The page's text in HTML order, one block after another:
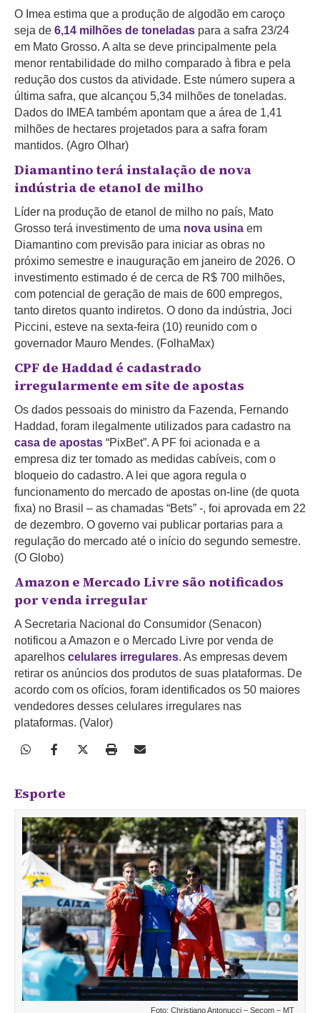
O Imea estima que a produção de algodão em caroço
seja de 6,14 milhões de toneladas para a safra 23/24
em Mato Grosso. A alta se deve principalmente pela
menor rentabilidade do milho comparado à fibra e pela
redução dos custos da atividade. Este número supera a
última safra, que alcançou 5,34 milhões de toneladas.
Dados do IMEA também apontam que a área de 1,41
milhões de hectares projetados para a safra foram
mantidos. (Agro Olhar)
Diamantino terá instalação de nova
indústria de etanol de milho
Líder na produção de etanol de milho no país, Mato
Grosso terá investimento de uma nova usina em
Diamantino com previsão para iniciar as obras no
próximo semestre e inauguração em janeiro de 2026. O
investimento estimado é de cerca de R$ 700 milhões,
com potencial de geração de mais de 600 empregos,
tanto diretos quanto indiretos. O dono da indústria, Joci
Piccini, esteve na sexta-feira (10) reunido com o
governador Mauro Mendes. (FolhaMax)
CPF de Haddad é cadastrado
irregularmente em site de apostas
Os dados pessoais do ministro da Fazenda, Fernando
Haddad, foram ilegalmente utilizados para cadastro na
casa de apostas “PixBet”. A PF foi acionada e a
empresa diz ter tomado as medidas cabíveis, com o
bloqueio do cadastro. A lei que agora regula o
funcionamento do mercado de apostas on-line (de quota
fixa) no Brasil – as chamadas “Bets” -, foi aprovada em 22
de dezembro. O governo vai publicar portarias para a
regulação do mercado até o início do segundo semestre.
(O Globo)
Amazon e Mercado Livre são notificados
por venda irregular
A Secretaria Nacional do Consumidor (Senacon)
notificou a Amazon e o Mercado Livre por venda de
aparelhos celulares irregulares. As empresas devem
retirar os anúncios dos produtos de suas plataformas. De
acordo com os ofícios, foram identificados os 50 maiores
vendedores desses celulares irregulares nas
plataformas. (Valor)
Esporte
Foto: Christiano Antonucci – Secom – MT